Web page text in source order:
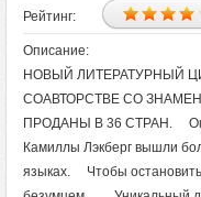
Рейтинг:
Описание:
НОВЫЙ ЛИТЕРАТУРНЫЙ
СОАВТОРСТВЕ СО
ПРОДАНЫ В 36 СТРАН.
Камиллы Лэкберг вышли
языках. Чтобы